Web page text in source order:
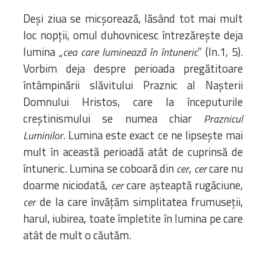
Deși ziua se micșorează, lăsând tot mai mult
loc nopții, omul duhovnicesc întrezărește deja
lumina „cea care luminează în întuneric” (In.1, 5).
Vorbim deja despre perioada pregătitoare
întâmpinării slăvitului Praznic al Nașterii
Domnului Hristos, care la începuturile
creștinismului se numea chiar Praznicul
Luminilor. Lumina este exact ce ne lipsește mai
mult în această perioadă atât de cuprinsă de
întuneric. Lumina se coboară dincer, cercare nu
doarme niciodată, cercare așteaptă rugăciune,
cerde la care învățăm simplitatea frumuseții,
harul, iubirea, toate împletite în lumina pe care
atât de mult o căutăm.